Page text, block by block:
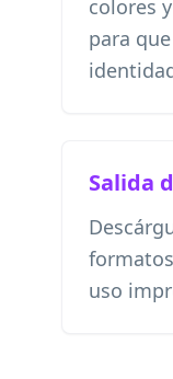
colores
para
Salida
formatos
uso